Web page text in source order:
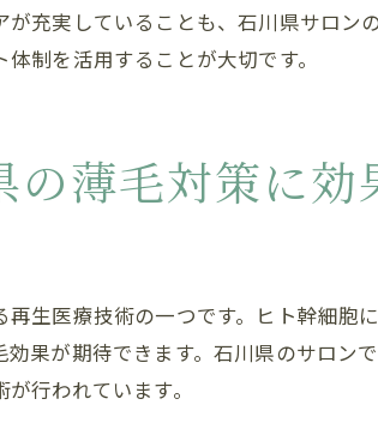
充実していることも、石川県サロン
制を活用することが大切です。
の薄毛対策に効
生医療技術の一つです。ヒト幹細胞
果が期待できます。石川県のサロン
行われています。